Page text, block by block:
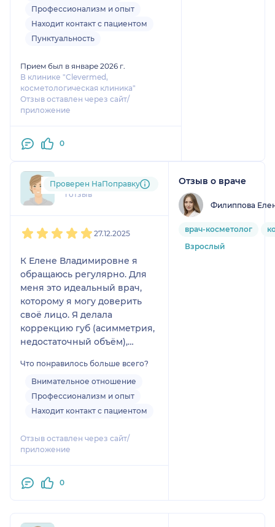
преображало лицо. Советую
этого врача как профессионала
своего дела!
Профессионализм и опыт
Находит контакт с пациентом
Пунктуальность
Прием был в январе 2026 г.
В клинике "Clevermed,
косметологическая клиника"
Отзыв оставлен через сайт/
приложение
0
nik....@....com
1 отзыв
Проверен НаПоправку
27.12.2025
К Елене Владимировне я
обращаюсь регулярно. Для
меня это идеальный врач,
которому я могу доверить
своё лицо. Я делала
коррекцию губ (асимметрия,
недостаточный объём),
биоревитализации (у меня
очень сухая кожа), делала
ботокс в лоб, межбровку, в
зоне глаз.
безболезненности. У врача
действительно лёгкая рука.
синяков. Хотя ту же
процедуру увеличения губ я
Что понравилось больше всего?
Внимательное отношение
Профессионализм и опыт
Находит контакт с пациентом
Отзыв оставлен через сайт/
приложение
0
Отзыв о враче
Филиппова
врач-косметолог
Взрослый